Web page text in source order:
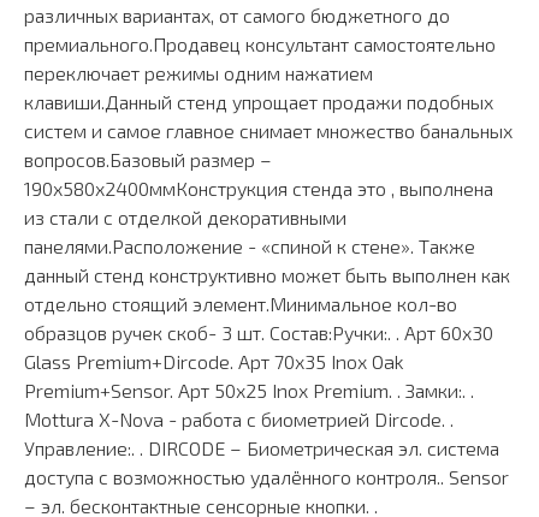
различных вариантах, от самого бюджетного до
премиального.Продавец консультант самостоятельно
переключает режимы одним нажатием
клавиши.Данный стенд упрощает продажи подобных
систем и самое главное снимает множество банальных
вопросов.Базовый размер –
190х580х2400ммКонструкция стенда это , выполнена
из стали с отделкой декоративными
панелями.Расположение - «спиной к стене». Также
данный стенд конструктивно может быть выполнен как
отдельно стоящий элемент.Минимальное кол-во
образцов ручек скоб- 3 шт. Состав:Ручки:. . Арт 60х30
Glass Premium+Dircode. Арт 70х35 Inox Oak
Premium+Sensor. Арт 50х25 Inox Premium. . Замки:. .
Mottura X-Nova - работа с биометрией Dircode. .
Управление:. . DIRCODE – Биометрическая эл. система
доступа с возможностью удалённого контроля.. Sensor
– эл. бесконтактные сенсорные кнопки. .